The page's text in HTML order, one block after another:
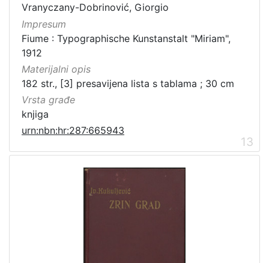
Vranyczany-Dobrinović, Giorgio
Impresum
Fiume : Typographische Kunstanstalt "Miriam",
1912
Materijalni opis
182 str., [3] presavijena lista s tablama ; 30 cm
Vrsta građe
knjiga
urn:nbn:hr:287:665943
13